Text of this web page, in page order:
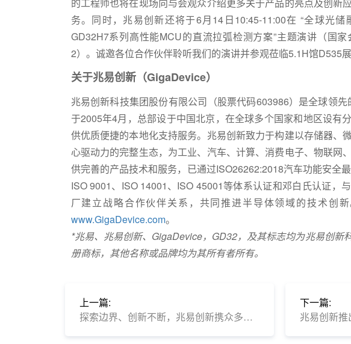
务。同时，兆易创新还将于6月14日10:45-11:00在 “全球光储
GD32H7系列高性能MCU的直流拉弧检测方案”主题演讲（国
2）。诚邀各位合作伙伴聆听我们的演讲并参观莅临5.1H馆D535展
关于兆易创新（GigaDevice）
兆易创新科技集团股份有限公司（股票代码603986）是全球领
于2005年4月，总部设于中国北京，在全球多个国家和地区设有
供优质便捷的本地化支持服务。兆易创新致力于构建以存储器、
心驱动力的完整生态，为工业、汽车、计算、消费电子、物联网
供完善的产品技术和服务，已通过ISO26262:2018汽车功能安全
ISO 9001、ISO 14001、ISO 45001等体系认证和邓白氏认证，
厂建立战略合作伙伴关系，共同推进半导体领域的技术创新
www.GigaDevice.com。
*兆易、兆易创新、GigaDevice，GD32，及其标志均为兆易创新
册商标，其他名称或品牌均为其所有者所有。
上一篇:
探索边界、创新不断，兆易创新携众多方案亮相2024上海慕展，释放行业潜力
下一篇: